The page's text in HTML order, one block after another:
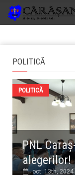
POLITICĂ
PNL
alegerilor!
POLITICĂ
oct. 13th, 2024